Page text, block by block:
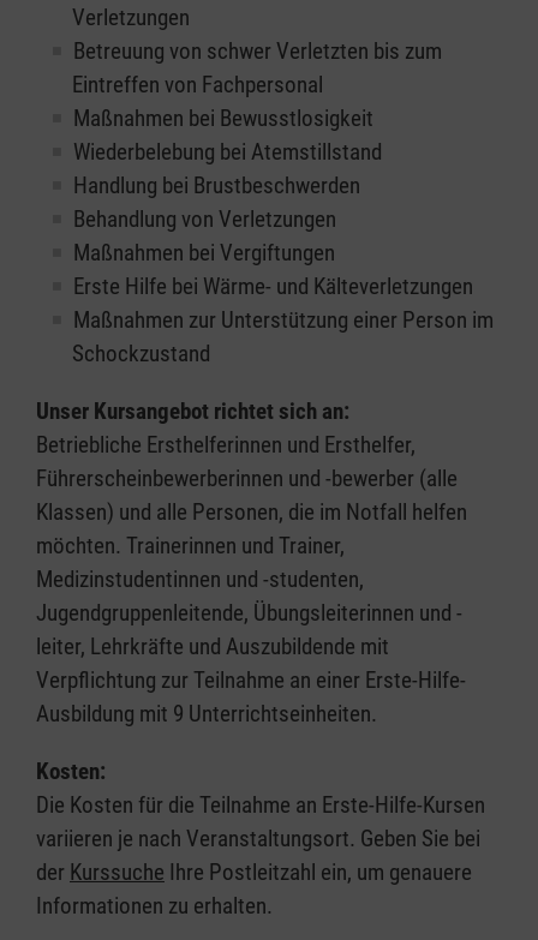
Verletzungen
Betreuung von schwer Verletzten bis zum
Eintreffen von Fachpersonal
Maßnahmen bei Bewusstlosigkeit
Wiederbelebung bei Atemstillstand
Handlung bei Brustbeschwerden
Behandlung von Verletzungen
Maßnahmen bei Vergiftungen
Erste Hilfe bei Wärme- und Kälteverletzungen
Maßnahmen zur Unterstützung einer Person im
Schockzustand
Unser Kursangebot richtet sich an:
Betriebliche Ersthelferinnen und Ersthelfer,
Führerscheinbewerberinnen und -bewerber (alle
Klassen) und alle Personen, die im Notfall helfen
möchten. Trainerinnen und Trainer,
Medizinstudentinnen und -studenten,
Jugendgruppenleitende, Übungsleiterinnen und -
leiter, Lehrkräfte und Auszubildende mit
Verpflichtung zur Teilnahme an einer Erste-Hilfe-
Ausbildung mit 9 Unterrichtseinheiten.
Kosten:
Die Kosten für die Teilnahme an Erste-Hilfe-Kursen
variieren je nach Veranstaltungsort. Geben Sie bei
der Kurssuche Ihre Postleitzahl ein, um genauere
Informationen zu erhalten.